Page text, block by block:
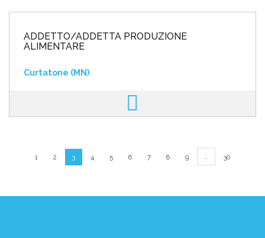
ADDETTO/ADDETTA PRODUZIONE
ALIMENTARE
Curtatone (MN)
1 2 3 4 5 6 7 8 9 30